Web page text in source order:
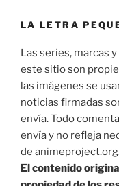
LA LETRA
Las series, marcas
este sitio son
las imágenes se
noticias firmadas
envía. Todo
envía y no refleja
de
El contenido